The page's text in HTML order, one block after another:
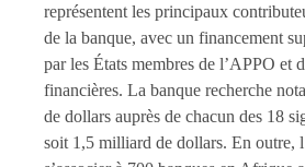
représentent les principaux
de la banque, avec un financement
par les États membres de l’APPO et
financières. La banque recherche
de dollars auprès de chacun des 18
soit 1,5 milliard de dollars. En outre,